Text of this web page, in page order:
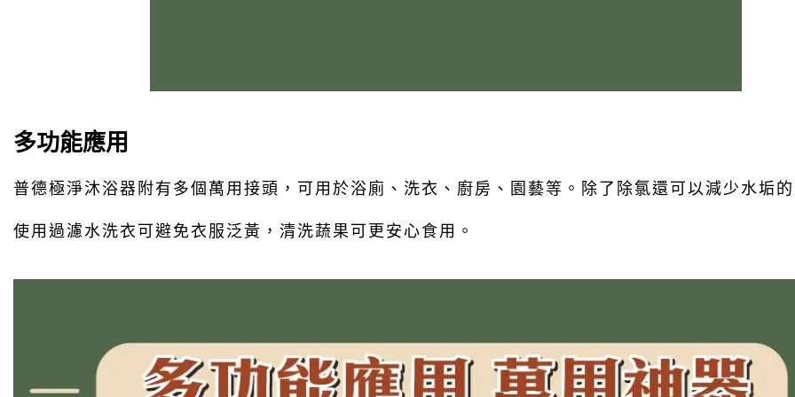
多功能應用
普德極淨沐浴器附有多個萬用接頭，可用於浴廁、洗衣、廚房、園藝等。除了除氯還可以減少水垢
使用過濾水洗衣可避免衣服泛黃，清洗蔬果可更安心食用。